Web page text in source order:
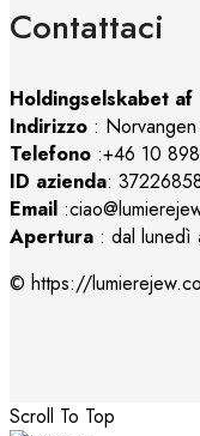
Contattaci
Holdingselskabet
Indirizzo :
Telefono :+46 10
ID azienda:
Email
Apertura : dal lunedì
© https://
Scroll To Top